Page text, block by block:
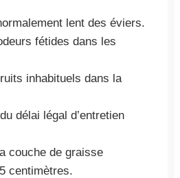
lent des éviers.
fétides dans les
inhabituels dans la
délai légal d’entretien
couche de graisse
centimètres.